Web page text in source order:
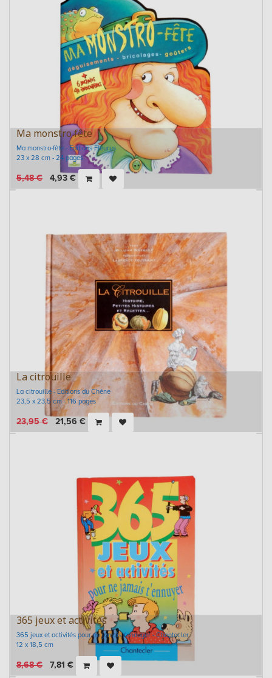
Ma monstro fête
Ma monstro-fête - Editions Fleurus
23 x 28 cm - 24 pages
5,48€ 4,93 €
La citrouille
La citrouille - Editions du Chêne
23,5 x 23,5 cm - 116 pages
23,95€ 21,56 €
365 jeux et activités
365 jeux et activités pour ne jamais t'ennuyer - Chantecler
12 x 18,5 cm
8,68€ 7,81 €